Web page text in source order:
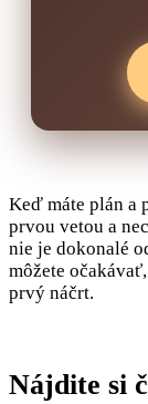
Keď máte plán a
prvou vetou a
nie je dokonalé
môžete
prvý náčrt.
Nájdite si